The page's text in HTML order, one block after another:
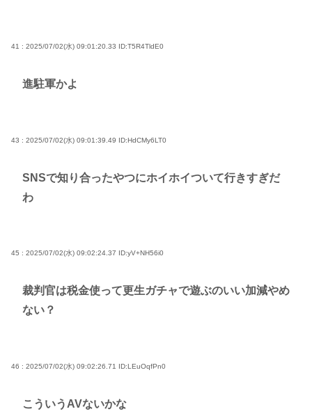
41 : 2025/07/02(水) 09:01:20.33 ID:T5R4TldE0
進駐軍かよ
43 : 2025/07/02(水) 09:01:39.49 ID:HdCMy6LT0
SNSで知り合ったやつにホイホイついて行きすぎだ
わ
45 : 2025/07/02(水) 09:02:24.37 ID:yV+NH56i0
裁判官は税金使って更生ガチャで遊ぶのいい加減やめ
ない？
46 : 2025/07/02(水) 09:02:26.71 ID:LEuOqfPn0
こういうAVないかな